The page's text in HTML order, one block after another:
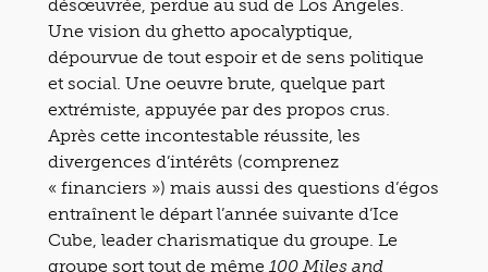
désœuvrée, perdue au sud de Los Angeles.
Une vision du ghetto apocalyptique,
dépourvue de tout espoir et de sens politique
et social. Une oeuvre brute, quelque part
extrémiste, appuyée par des propos crus.
Après cette incontestable réussite, les
divergences d’intérêts (comprenez
« financiers ») mais aussi des questions d’égos
entraînent le départ l’année suivante d’Ice
Cube, leader charismatique du groupe. Le
groupe sort tout de même 100 Miles and